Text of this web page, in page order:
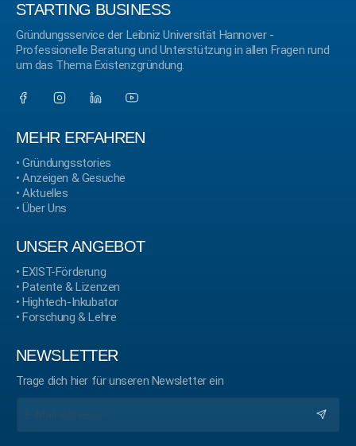
STARTING BUSINESS
Gründungsservice der Leibniz Universität Hannover -
Professionelle Beratung und Unterstützung in allen Fragen rund
um das Thema Existenzgründung.
MEHR ERFAHREN
•Gründungsstories
•Anzeigen & Gesuche
•Aktuelles
•Über Uns
UNSER ANGEBOT
•EXIST-Förderung
•Patente & Lizenzen
•Hightech-Inkubator
•Forschung & Lehre
NEWSLETTER
Trage dich hier für unseren Newsletter ein